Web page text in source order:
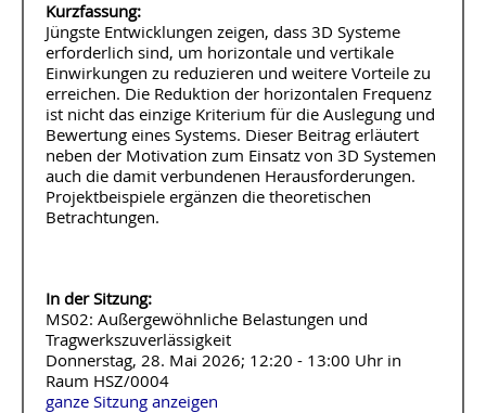
Kurzfassung:
Jüngste Entwicklungen zeigen, dass 3D Systeme
erforderlich sind, um horizontale und vertikale
Einwirkungen zu reduzieren und weitere Vorteile zu
erreichen. Die Reduktion der horizontalen Frequenz
ist nicht das einzige Kriterium für die Auslegung und
Bewertung eines Systems. Dieser Beitrag erläutert
neben der Motivation zum Einsatz von 3D Systemen
auch die damit verbundenen Herausforderungen.
Projektbeispiele ergänzen die theoretischen
Betrachtungen.
In der Sitzung:
MS02: Außergewöhnliche Belastungen und
Tragwerkszuverlässigkeit
Donnerstag, 28. Mai 2026; 12:20 - 13:00 Uhr in
Raum HSZ/0004
ganze Sitzung anzeigen